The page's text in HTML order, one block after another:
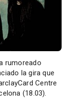
rumoreado
la gira que
Centre
(18.03).